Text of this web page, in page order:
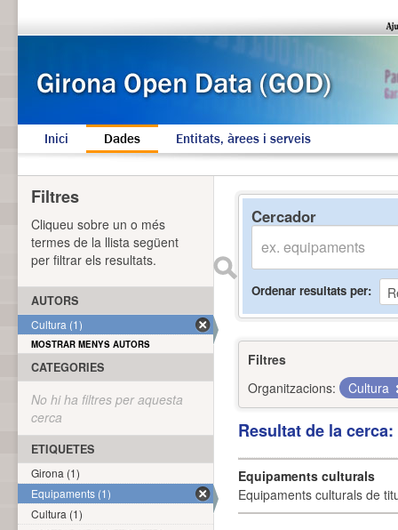
Inici Dades Entitats, àrees i serveis
Cercador
Ordenar resultats per
Filtres
Organitzacions:
Cultura
Resultat de la
Equipaments culturals
Equipaments culturals de
Filtres
Cliqueu sobre un o més
termes de la llista següent
per filtrar els resultats.
AUTORS
Cultura (1)
MOSTRAR MENYS AUTORS
CATEGORIES
No hi ha filtres per aquesta
cerca
ETIQUETES
Girona (1)
Equipaments (1)
Cultura (1)